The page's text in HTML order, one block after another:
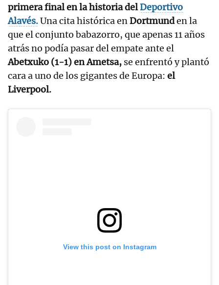
primera final en la historia delDeportivo
Alavés.Una cita histórica enDortmunden la
que el conjunto babazorro, que apenas 11 años
atrás no podía pasar del empate ante el
Abetxuko (1-1) en Ametsa, se enfrentó y plantó
cara a uno de los gigantes de Europa: el
Liverpool.
View this post on Instagram